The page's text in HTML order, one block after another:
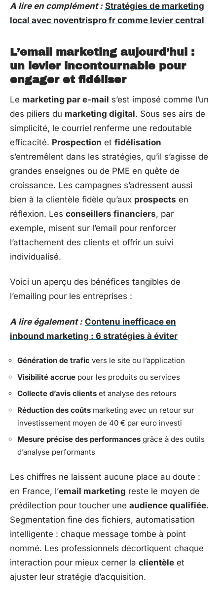
A lire en complément : Stratégies de marketing
local avec noventrispro fr comme levier central
L’email marketing aujourd’hui :
un levier incontournable pour
engager et fidéliser
Le marketing par e-mail s’est imposé comme l’un
des piliers du marketing digital. Sous ses airs de
simplicité, le courriel renferme une redoutable
efficacité. Prospection et fidélisation
s’entremêlent dans les stratégies, qu’il s’agisse de
grandes enseignes ou de PME en quête de
croissance. Les campagnes s’adressent aussi
bien à la clientèle fidèle qu’aux prospects en
réflexion. Les conseillers financiers, par
exemple, misent sur l’email pour renforcer
l’attachement des clients et offrir un suivi
individualisé.
Voici un aperçu des bénéfices tangibles de
l’emailing pour les entreprises :
A lire également : Contenu inefficace en
inbound marketing : 6 stratégies à éviter
Génération de trafic vers le site ou l’application
Visibilité accrue pour les produits ou services
Collecte d’avis clients et analyse des retours
Réduction des coûts marketing avec un retour sur
investissement moyen de 40 € par euro investi
Mesure précise des performances grâce à des outils
d’analyse performants
Les chiffres ne laissent aucune place au doute :
en France, l’email marketing reste le moyen de
prédilection pour toucher une audience qualifiée.
Segmentation fine des fichiers, automatisation
intelligente : chaque message tombe à point
nommé. Les professionnels décortiquent chaque
interaction pour mieux cerner la clientèle et
ajuster leur stratégie d’acquisition.